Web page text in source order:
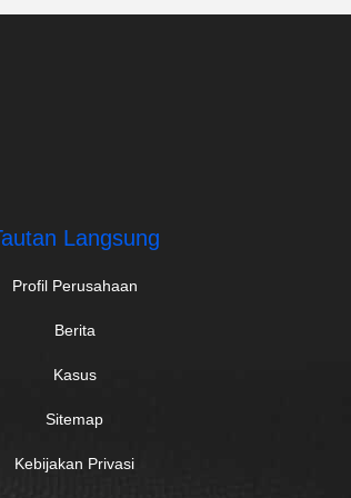
Langsung
Profil Perusahaan
Berita
Kasus
Sitemap
Kebijakan Privasi